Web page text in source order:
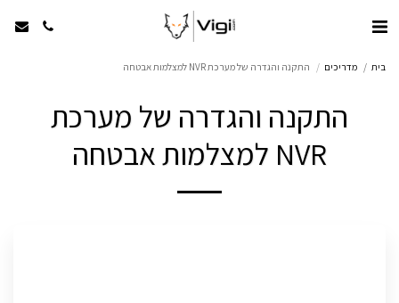
בית מדריכים התקנה והגדרה של מערכת NVR למצלמות אבטחה
התקנה והגדרה של מערכת
NVR למצלמות אבטחה